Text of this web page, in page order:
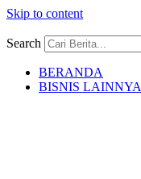
Skip to content
Search
BERANDA
BISNIS LAINNYA